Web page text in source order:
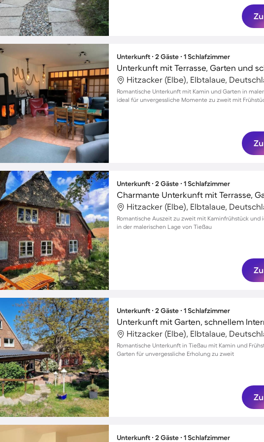
Unterkunft ∙ 2 Gäste ∙ 1 Schlafzimmer
Hitzacker (Elbe), Elbtalaue,
Romantische Unterkunft mit Kamin und Garten in
ideal für unvergessliche Momente zu zweit mit
Unterkunft ∙ 2 Gäste ∙ 1 Schlafzimmer
Hitzacker (Elbe), Elbtalaue,
Romantische Auszeit zu zweit mit Kaminfrühstück und
in der malerischen Lage von Tießau
Unterkunft ∙ 2 Gäste ∙ 1 Schlafzimmer
Hitzacker (Elbe), Elbtalaue,
Romantische Unterkunft in Tießau mit Kamin und
Garten für unvergessliche Erholung zu zweit
Unterkunft ∙ 2 Gäste ∙ 1 Schlafzimmer